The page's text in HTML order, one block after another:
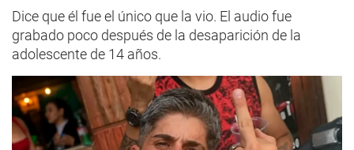
Dice que él fue el único que la vio. El audio fue
grabado poco después de la desaparición de la
adolescente de 14 años.